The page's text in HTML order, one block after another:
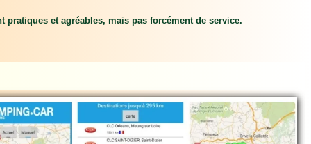
et agréables, mais pas forcément de service.